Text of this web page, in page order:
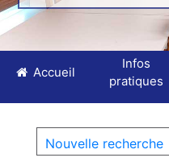
Nouvelle recherche
Accueil
Infos
pratiques